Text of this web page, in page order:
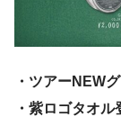
・ツアーNEW
・紫ロゴタオル